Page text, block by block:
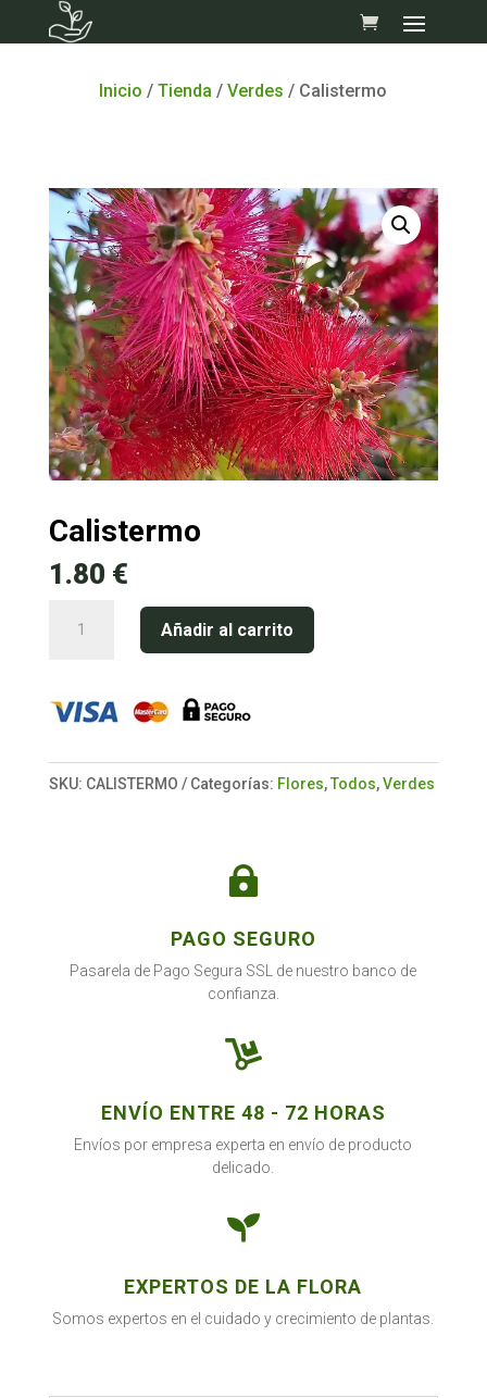
Inicio /Tienda /Verdes / Calistermo
Calistermo
1.80 €
Añadir al carrito
SKU: CALISTERMO Categorías: Flores,Todos,Verdes

PAGO SEGURO
Pasarela de Pago Segura SSL de nuestro banco de
confianza.

ENVÍO ENTRE 48 - 72 HORAS
Envíos por empresa experta en envío de producto
delicado.

EXPERTOS DE LA FLORA
Somos expertos en el cuidado y crecimiento de plantas.